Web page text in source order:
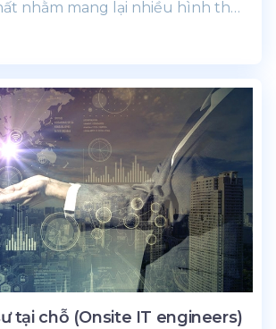
nhằm mang lại nhiều hình thức
tại chỗ (Onsite IT engineers)